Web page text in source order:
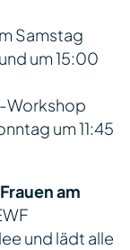
Samstag
um 15:00
Workshop
um 11:45
am
und lädt alle